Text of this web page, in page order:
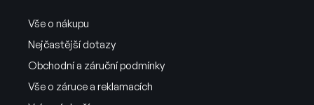
Vše o nákupu
Nejčastější dotazy
Obchodní a záruční podmínky
Vše o záruce a reklamacích